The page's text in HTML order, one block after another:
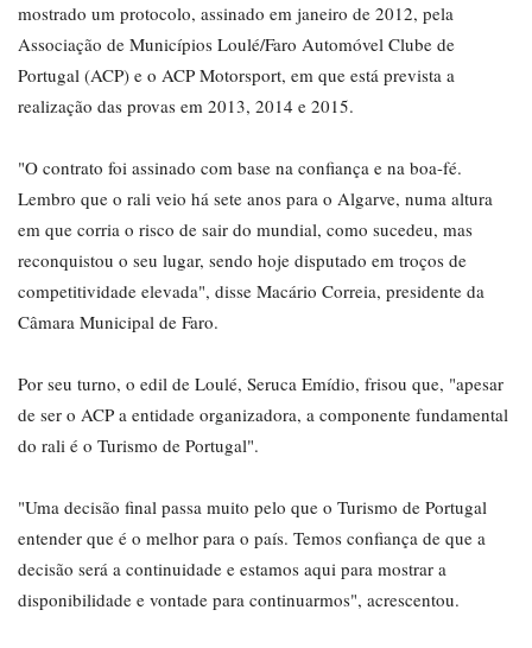
mostrado um protocolo, assinado em janeiro de 2012, pela
Associação de Municípios Loulé/Faro Automóvel Clube de
Portugal (ACP) e o ACP Motorsport, em que está prevista a
realização das provas em 2013, 2014 e 2015.
"O contrato foi assinado com base na confiança e na boa-fé.
Lembro que o rali veio há sete anos para o Algarve, numa altura
em que corria o risco de sair do mundial, como sucedeu, mas
reconquistou o seu lugar, sendo hoje disputado em troços de
competitividade elevada", disse Macário Correia, presidente da
Câmara Municipal de Faro.
Por seu turno, o edil de Loulé, Seruca Emídio, frisou que, "apesar
de ser o ACP a entidade organizadora, a componente fundamental
do rali é o Turismo de Portugal".
"Uma decisão final passa muito pelo que o Turismo de Portugal
entender que é o melhor para o país. Temos confiança de que a
decisão será a continuidade e estamos aqui para mostrar a
disponibilidade e vontade para continuarmos", acrescentou.